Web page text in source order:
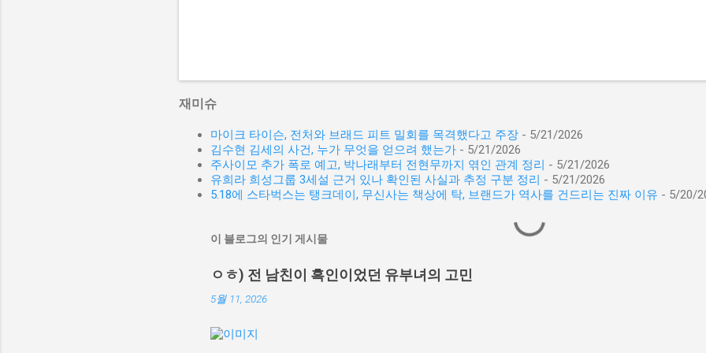
재미슈
마이크 타이슨, 전처와 브래드 피트 밀회를 목격했다고 주장 - 5/21/2026
김수현 김세의 사건, 누가 무엇을 얻으려 했는가 - 5/21/2026
주사이모 추가 폭로 예고, 박나래부터 전현무까지 엮인 관계 정리 - 5/21/2026
유희라 희성그룹 3세설 근거 있나 확인된 사실과 추정 구분 정리 - 5/21/2026
5.18에 스타벅스는 탱크데이, 무신사는 책상에 탁, 브랜드가 역사를 건드리는 진짜 이유 - 5/20/
이 블로그의 인기 게시물
ㅇㅎ) 전 남친이 흑인이었던 유부녀의 고민
5월 11, 2026